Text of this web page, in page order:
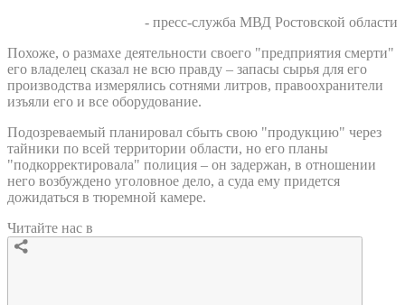
- пресс-служба МВД Ростовской области
Похоже, о размахе деятельности своего "предприятия смерти"
его владелец сказал не всю правду – запасы сырья для его
производства измерялись сотнями литров, правоохранители
изъяли его и все оборудование.
Подозреваемый планировал сбыть свою "продукцию" через
тайники по всей территории области, но его планы
"подкорректировала" полиция – он задержан, в отношении
него возбуждено уголовное дело, а суда ему придется
дожидаться в тюремной камере.
Читайте нас в